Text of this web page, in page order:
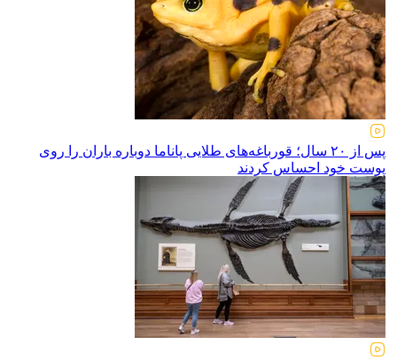
پس از ۲۰ سال؛ قورباغه‌های طلایی پاناما دوباره باران را روی
پوست خود احساس کردند